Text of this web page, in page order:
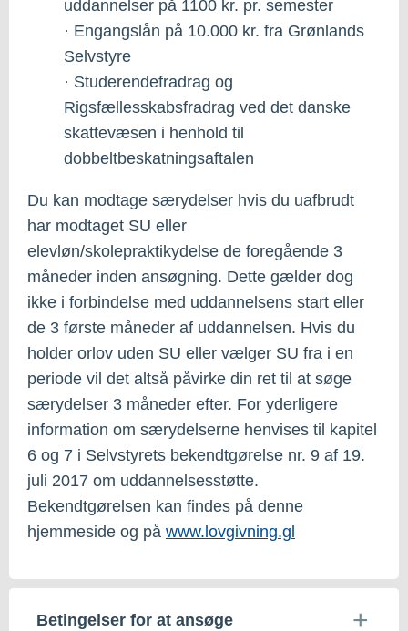
uddannelser på 1100 kr. pr. semester
· Engangslån på 10.000 kr. fra Grønlands
Selvstyre
· Studerendefradrag og
Rigsfællesskabsfradrag ved det danske
skattevæsen i henhold til
dobbeltbeskatningsaftalen
Du kan modtage særydelser hvis du uafbrudt
har modtaget SU eller
elevløn/skolepraktikydelse de foregående 3
måneder inden ansøgning. Dette gælder dog
ikke i forbindelse med uddannelsens start eller
de 3 første måneder af uddannelsen. Hvis du
holder orlov uden SU eller vælger SU fra i en
periode vil det altså påvirke din ret til at søge
særydelser 3 måneder efter. For yderligere
information om særydelserne henvises til kapitel
6 og 7 i Selvstyrets bekendtgørelse nr. 9 af 19.
juli 2017 om uddannelsesstøtte.
Bekendtgørelsen kan findes på denne
hjemmeside og på www.lovgivning.gl
Betingelser for at ansøge